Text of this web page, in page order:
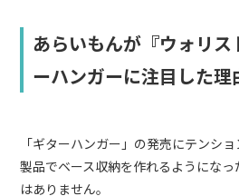
あらいもんが『ウォリ
ーハンガーに注目した理
「ギターハンガー」の発売にテンシ
製品でベース収納を作れるようにな
はありません。